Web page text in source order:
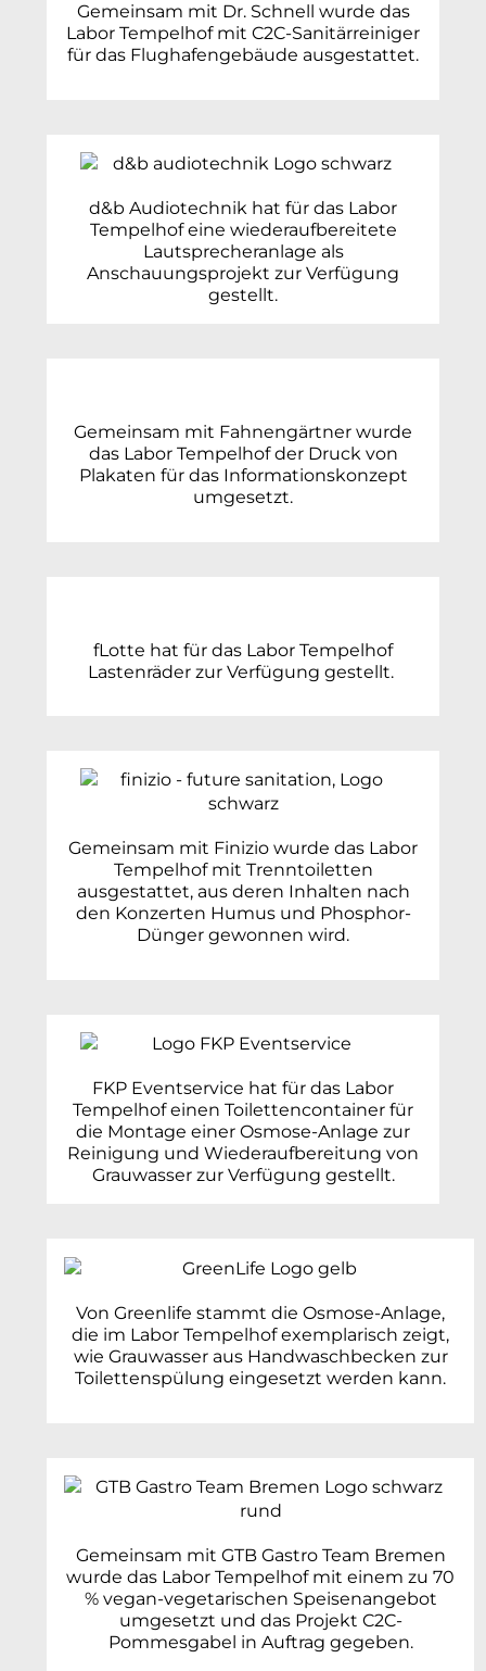
Gemeinsam mit Dr. Schnell wurde das
Labor Tempelhof mit C2C-Sanitärreiniger
für das Flughafengebäude ausgestattet.
d&b Audiotechnik hat für das Labor
Tempelhof eine wiederaufbereitete
Lautsprecheranlage als
Anschauungsprojekt zur Verfügung
gestellt.
Gemeinsam mit Fahnengärtner wurde
das Labor Tempelhof der Druck von
Plakaten für das Informationskonzept
umgesetzt.
fLotte hat für das Labor Tempelhof
Lastenräder zur Verfügung gestellt.
Gemeinsam mit Finizio wurde das Labor
Tempelhof mit Trenntoiletten
ausgestattet, aus deren Inhalten nach
den Konzerten Humus und Phosphor-
Dünger gewonnen wird.
FKP Eventservice hat für das Labor
Tempelhof einen Toilettencontainer für
die Montage einer Osmose-Anlage zur
Reinigung und Wiederaufbereitung von
Grauwasser zur Verfügung gestellt.
Von Greenlife stammt die Osmose-Anlage,
die im Labor Tempelhof exemplarisch zeigt,
wie Grauwasser aus Handwaschbecken zur
Toilettenspülung eingesetzt werden kann.
Gemeinsam mit GTB Gastro Team Bremen
wurde das Labor Tempelhof mit einem zu 70
% vegan-vegetarischen Speisenangebot
umgesetzt und das Projekt C2C-
Pommesgabel in Auftrag gegeben.